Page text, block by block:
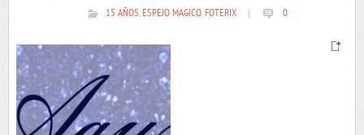
15 AÑOS,ESPEJO MAGICO,FOTERIX 0